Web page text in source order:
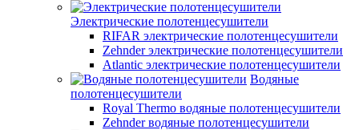
Электрические полотенцесушители
RIFAR электрические полотенцесушители
Zehnder электрические полотенцесушители
Atlantic электрические полотенцесушители
Водяные
полотенцесушители
Royal Thermo водяные полотенцесушители
Zehnder водяные полотенцесушители